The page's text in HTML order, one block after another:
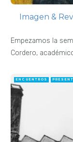
Imagen &
Empezamos la
Cordero,
ENCUENTROS